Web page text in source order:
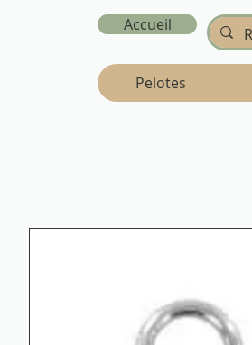
Accueil
Pelotes